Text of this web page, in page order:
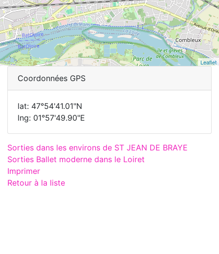
Leaflet
Coordonnées GPS
lat: 47°54'41.01"N
lng: 01°57'49.90"E
Sorties dans les environs de ST JEAN DE BRAYE
Sorties Ballet moderne dans le Loiret
Imprimer
Retour à la liste